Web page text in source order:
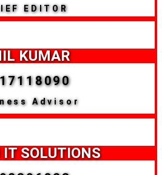
EDITOR
KUMAR
Advisor
SOLUTIONS